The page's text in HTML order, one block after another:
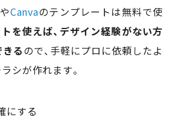
やCanvaのテンプレートは無料で使
を使えば、デザイン経験がない方
るので、手軽にプロに依頼したよ
シが作れます。
にする